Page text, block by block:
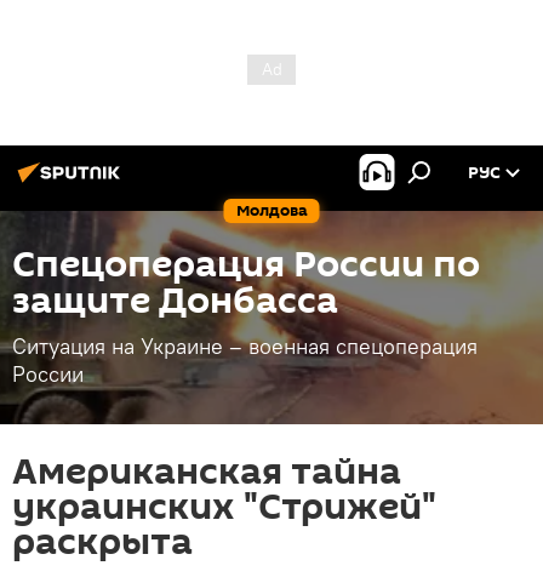
Молдова
РУС
Спецоперация России по
защите Донбасса
Ситуация на Украине – военная спецоперация
России
Американская тайна
украинских "Стрижей"
раскрыта